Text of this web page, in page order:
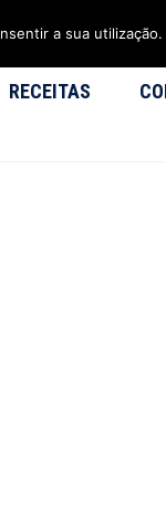
RECEITAS
a sua utilização.